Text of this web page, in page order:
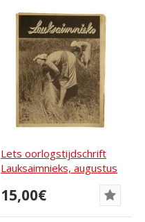
Lets oorlogstijdschrift
Lauksaimnieks, augustus
15,00€